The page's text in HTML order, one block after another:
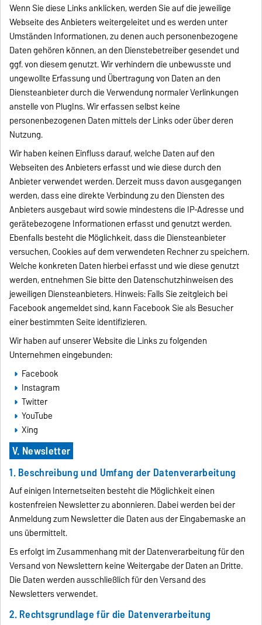
Wenn Sie diese Links anklicken, werden Sie auf die jeweilige
Webseite des Anbieters weitergeleitet und es werden unter
Umständen Informationen, zu denen auch personenbezogene
Daten gehören können, an den Dienstebetreiber gesendet und
ggf. von diesem genutzt. Wir verhindern die unbewusste und
ungewollte Erfassung und Übertragung von Daten an den
Diensteanbieter durch die Verwendung normaler Verlinkungen
anstelle von PlugIns. Wir erfassen selbst keine
personenbezogenen Daten mittels der Links oder über deren
Nutzung.
Wir haben keinen Einfluss darauf, welche Daten auf den
Webseiten des Anbieters erfasst und wie diese durch den
Anbieter verwendet werden. Derzeit muss davon ausgegangen
werden, dass eine direkte Verbindung zu den Diensten des
Anbieters ausgebaut wird sowie mindestens die IP-Adresse und
gerätebezogene Informationen erfasst und genutzt werden.
Ebenfalls besteht die Möglichkeit, dass die Diensteanbieter
versuchen, Cookies auf dem verwendeten Rechner zu speichern.
Welche konkreten Daten hierbei erfasst und wie diese genutzt
werden, entnehmen Sie bitte den Datenschutzhinweisen des
jeweiligen Diensteanbieters. Hinweis: Falls Sie zeitgleich bei
Facebook angemeldet sind, kann Facebook Sie als Besucher
einer bestimmten Seite identifizieren.
Wir haben auf unserer Website die Links zu folgenden
Unternehmen eingebunden:
Facebook
Instagram
Twitter
YouTube
Xing
V. Newsletter
1. Beschreibung und Umfang der Datenverarbeitung
Auf einigen Internetseiten besteht die Möglichkeit einen
kostenfreien Newsletter zu abonnieren. Dabei werden bei der
Anmeldung zum Newsletter die Daten aus der Eingabemaske an
uns übermittelt.
Es erfolgt im Zusammenhang mit der Datenverarbeitung für den
Versand von Newslettern keine Weitergabe der Daten an Dritte.
Die Daten werden ausschließlich für den Versand des
Newsletters verwendet.
2. Rechtsgrundlage für die Datenverarbeitung